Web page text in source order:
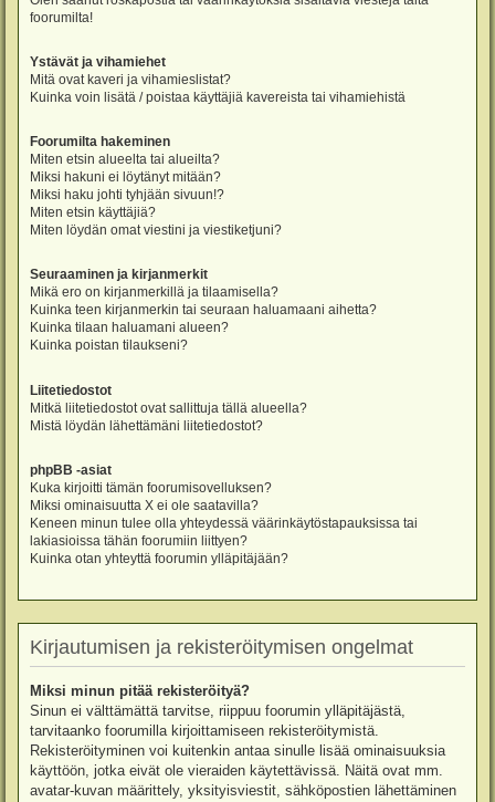
foorumilta!
Ystävät ja vihamiehet
Mitä ovat kaveri ja vihamieslistat?
Kuinka voin lisätä / poistaa käyttäjiä kavereista tai vihamiehistä
Foorumilta hakeminen
Miten etsin alueelta tai alueilta?
Miksi hakuni ei löytänyt mitään?
Miksi haku johti tyhjään sivuun!?
Miten etsin käyttäjiä?
Miten löydän omat viestini ja viestiketjuni?
Seuraaminen ja kirjanmerkit
Mikä ero on kirjanmerkillä ja tilaamisella?
Kuinka teen kirjanmerkin tai seuraan haluamaani aihetta?
Kuinka tilaan haluamani alueen?
Kuinka poistan tilaukseni?
Liitetiedostot
Mitkä liitetiedostot ovat sallittuja tällä alueella?
Mistä löydän lähettämäni liitetiedostot?
phpBB -asiat
Kuka kirjoitti tämän foorumisovelluksen?
Miksi ominaisuutta X ei ole saatavilla?
Keneen minun tulee olla yhteydessä väärinkäytöstapauksissa tai
lakiasioissa tähän foorumiin liittyen?
Kuinka otan yhteyttä foorumin ylläpitäjään?
Kirjautumisen ja rekisteröitymisen ongelmat
Miksi minun pitää rekisteröityä?
Sinun ei välttämättä tarvitse, riippuu foorumin ylläpitäjästä,
tarvitaanko foorumilla kirjoittamiseen rekisteröitymistä.
Rekisteröityminen voi kuitenkin antaa sinulle lisää ominaisuuksia
käyttöön, jotka eivät ole vieraiden käytettävissä. Näitä ovat mm.
avatar-kuvan määrittely, yksityisviestit, sähköpostien lähettäminen